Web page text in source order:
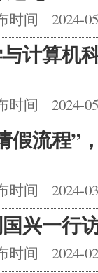
时间 2024-
计算机
时间 2024-
假流程”
时间 2024-
兴一行
时间 2024-